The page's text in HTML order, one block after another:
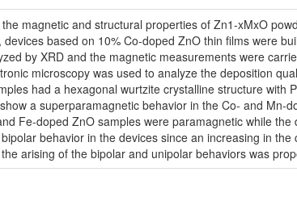
magnetic and structural properties of Zn1-xMxO
based on 10% Co-doped ZnO thin films were
by XRD and the magnetic measurements were
microscopy was used to analyze the deposition
had a hexagonal wurtzite crystalline structure
a superparamagnetic behavior in the Co- and
Fe-doped ZnO samples were paramagnetic while
behavior in the devices since an increasing in
arising of the bipolar and unipolar behaviors was